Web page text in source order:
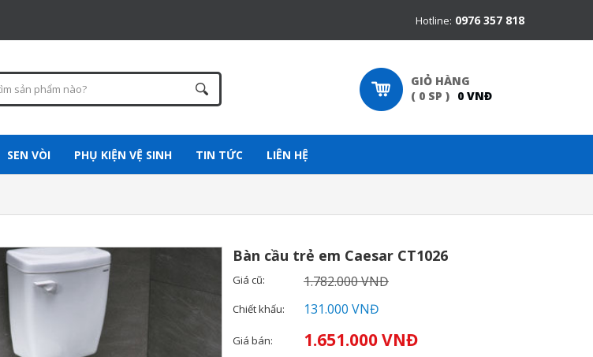
Hotline: 0976 357 818
GIỎ HÀNG
0 VNĐ
( 0 SP )
SEN VÒI PHỤ KIỆN VỆ SINH TIN TỨC LIÊN HỆ
Bàn cầu trẻ em Caesar CT1026
Giá cũ: 1.782.000 VNĐ
Chiết khấu: 131.000 VNĐ
Giá bán: 1.651.000 VNĐ